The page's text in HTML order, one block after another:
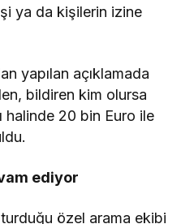
ya da kişilerin izine
yapılan açıklamada
bildiren kim olursa
halinde 20 bin Euro ile
ediyor
özel arama ekibi